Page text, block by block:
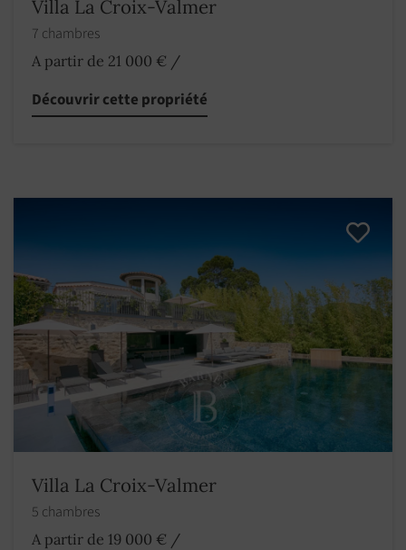
Villa La Croix-Valmer
7 chambres
A partir de 21 000 € /
Découvrir cette propriété
Villa La Croix-Valmer
5 chambres
A partir de 19 000 € /